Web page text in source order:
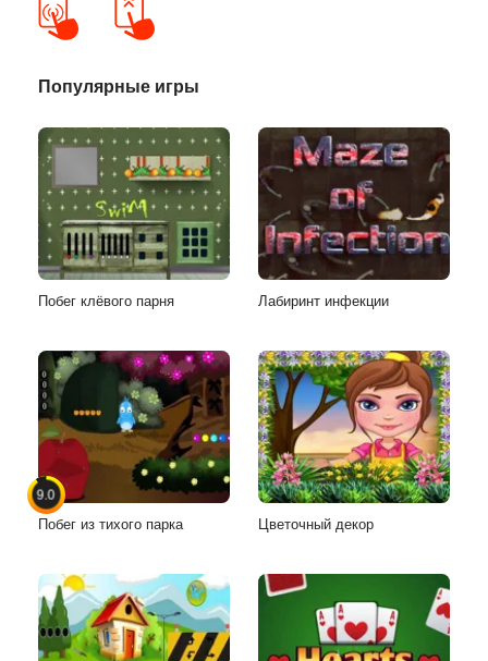
Популярные игры
Побег клёвого парня Лабиринт инфекции
9.0
Побег из тихого парка Цветочный декор